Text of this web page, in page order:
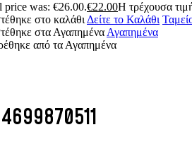
price was: €26.00.€22.00Η τρέχουσα
στο καλάθι Δείτε το Καλάθι
στα Αγαπημένα Αγαπημένα
από τα Αγαπημένα